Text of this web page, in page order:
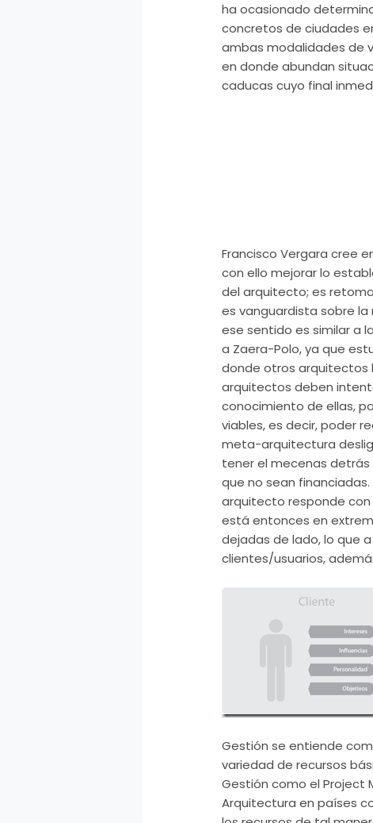
ha ocasionado
concretos de ciudades
ambas modalidades de
en donde abundan
caducas cuyo final
FranciscoVergara cree
con ello mejorar lo
del arquitecto; es
esvanguardista sobre la
ese sentido es similar a
a Zaera-Polo, ya que
donde otros arquitectos
arquitectos deben
conocimiento de ellas,
viables, es decir, poder
meta-arquitectura
tener el mecenas
que no sean
arquitecto responde
está entonces en
dejadas de lado, lo que
clientes/usuarios,
Gestión se entiende
variedad de recursos
Gestión como elProject
Arquitectura en países